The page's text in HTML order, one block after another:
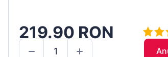
219.90 RON